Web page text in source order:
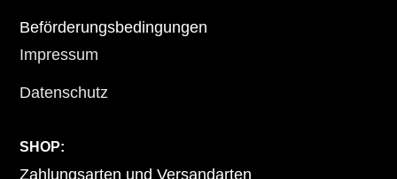
Beförderungsbedingungen
Impressum
Datenschutz
SHOP:
Zahlungsarten und Versandarten